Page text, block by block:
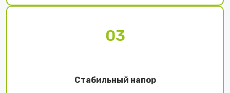
03
Стабильный напор